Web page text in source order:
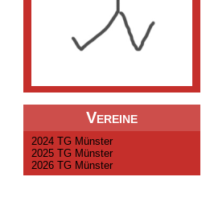
Vereine
2024 TG Münster
2025 TG Münster
2026 TG Münster